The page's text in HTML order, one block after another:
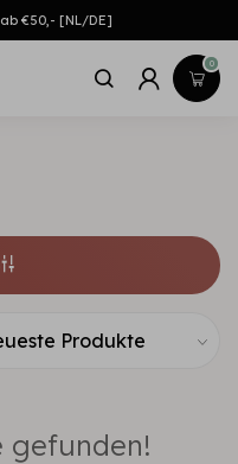
€50,- [NL/DE]
0
gefunden!